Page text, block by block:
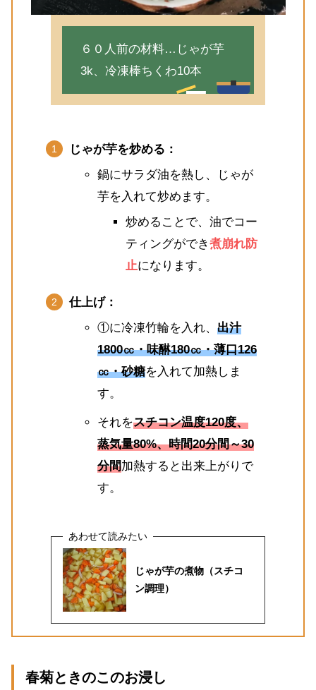
６０人前の材料…じゃが芋
3k、冷凍棒ちくわ10本
じゃが芋を炒める：
鍋にサラダ油を熱し、じゃが
芋を入れて炒めます。
炒めることで、油でコー
ティングができ煮崩れ防
止になります。
仕上げ：
①に冷凍竹輪を入れ、 出汁
1800㏄・味醂180㏄・薄口126
㏄・砂糖を入れて加熱しま
す。
それをスチコン温度120度、
蒸気量80%、時間20分間～30
分間加熱すると出来上がりで
す。
じゃが芋の煮物（スチコ
ン調理）
春菊ときのこのお浸し